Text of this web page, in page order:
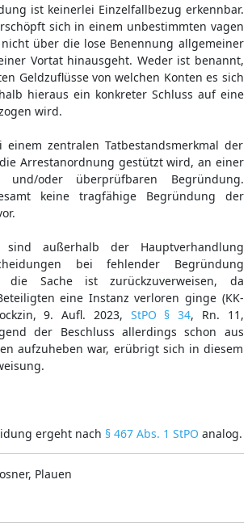
ist keinerlei Einzelfallbezug erkennbar.
sich in einem unbestimmten vagen
über die lose Benennung allgemeiner
Vortat hinausgeht. Weder ist benannt,
Geldzuflüsse von welchen Konten es sich
hieraus ein konkreter Schluss auf eine
wird.
zentralen Tatbestandsmerkmal der
Arrestanordnung gestützt wird, an einer
und/oder überprüfbaren Begründung.
keine tragfähige Begründung der
sind außerhalb der Hauptverhandlung
bei fehlender Begründung
die Sache ist zurückzuverweisen, da
eine Instanz verloren ginge (KK-
9. Aufl. 2023, StPO § 34, Rn. 11,
der Beschluss allerdings schon aus
aufzuheben war, erübrigt sich in diesem
ergeht nach § 467 Abs. 1 StPO analog.
Plauen